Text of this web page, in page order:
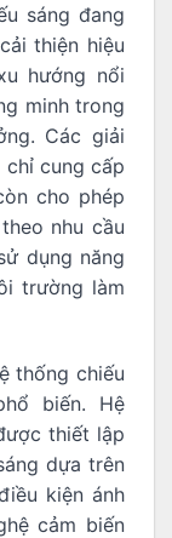
sáng đang
thiện hiệu
hướng nổi
minh trong
Các giải
chỉ cung cấp
cho phép
nhu cầu
dụng năng
trường làm
thống chiếu
biến. Hệ
thiết lập
dựa trên
kiện ánh
cảm biến